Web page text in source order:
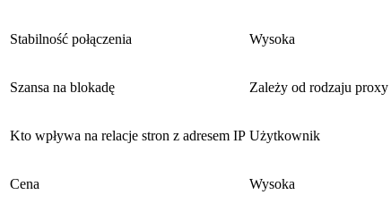
Stabilność połączenia Wysoka
Szansa na blokadę Zależy od rodzaju proxy
Kto wpływa na relacje stron z adresem IP Użytkownik
Cena Wysoka